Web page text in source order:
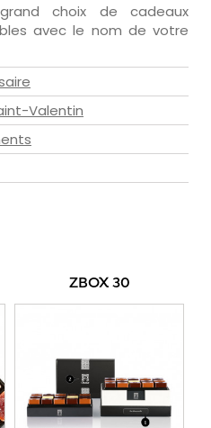
choix de cadeaux
avec le nom de votre
Valentin
ZBOX 30